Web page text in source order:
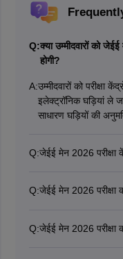
Q:क्या उम्मीदवारों को
होगी?
A:उम्मीदवारों को परीक्षा
इलेक्ट्रॉनिक घड़ियां ले
साधारण घड़ियों की
Q:जेईई मेन 2026 परीक्षा
प्रतिबंधित हैं -
भी तरह के कागज के
Q:जेईई मेन 2026 परीक्षा
आयोजित की जाती है।
Q:जेईई मेन 2026 परीक्षा